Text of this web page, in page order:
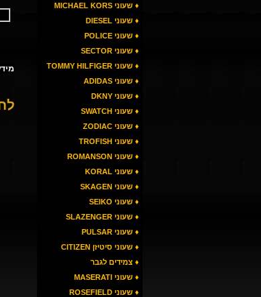
♦ שעוני MICHAEL KORS
♦ שעוני DIESEL
♦ שעוני POLICE
♦ שעוני SECTOR
♦ שעוני TOMMY HILFIGER
♦ שעוני ADIDAS
♦ שעוני DKNY
♦ שעוני SWATCH
♦ שעוני ZODIAC
♦ שעוני TROFISH
♦ שעוני ROMANSON
♦ שעוני KORAL
♦ שעוני SKAGEN
♦ שעוני SEIKO
♦ שעוני SLAZENGER
♦ שעוני PULSAR
♦ שעוני סיטיזן CITIZEN
♦ צמידים לגבר
♦ שעוני MASERATI
♦ שעוני ROSEFIELD